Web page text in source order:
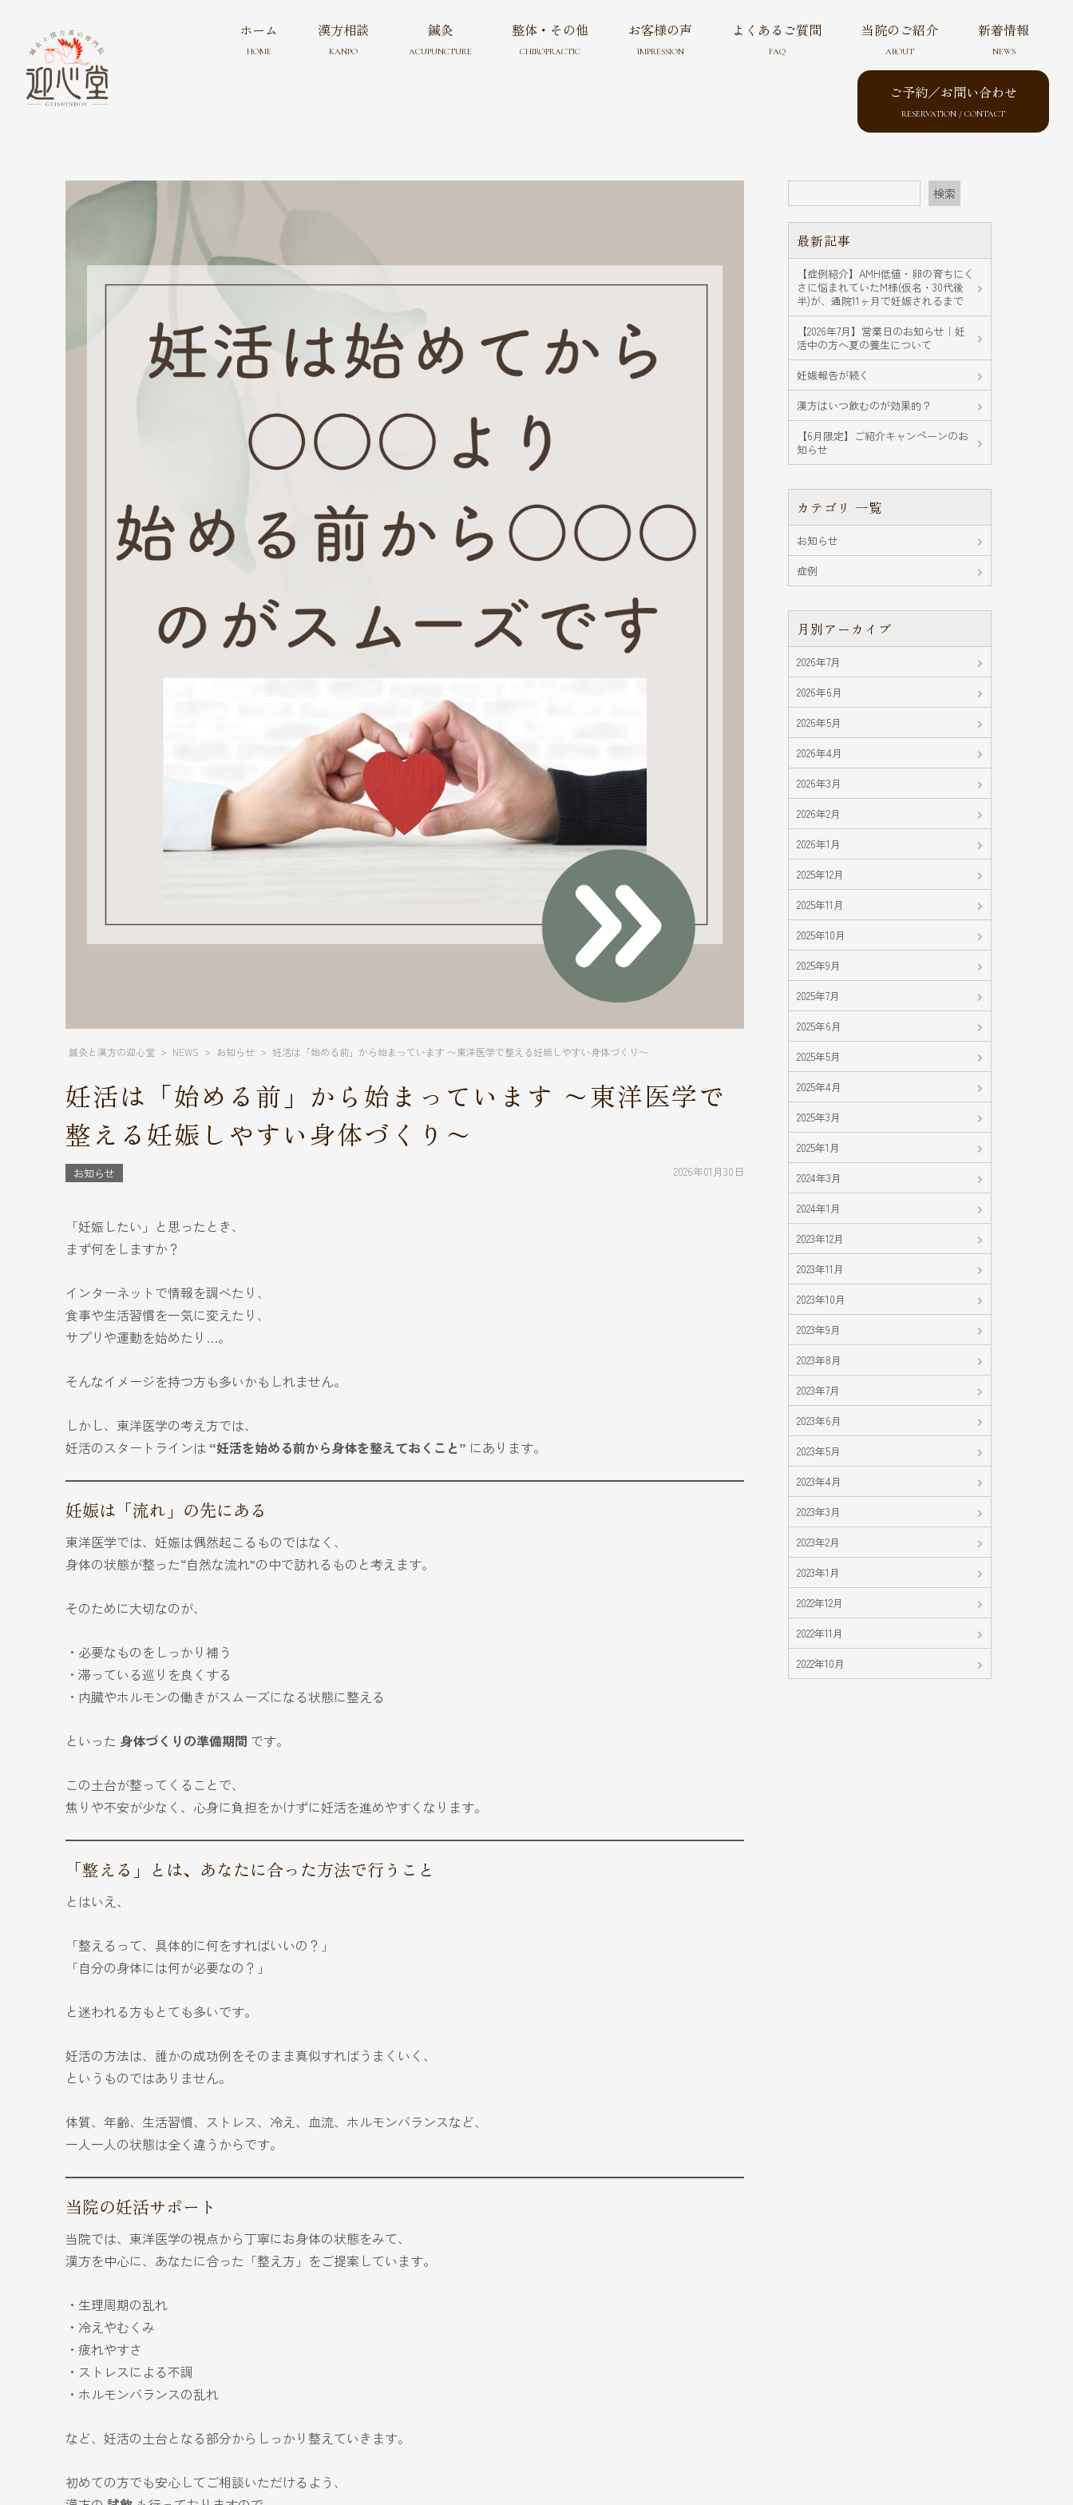
ホーム
HOME
漢方相談
KANPO
鍼灸
ACUPUNCTURE
整体・その他
CHIROPRACTIC
お客様の声
IMPRESSION
よくあるご質問
FAQ
当院のご紹介
ABOUT
新着情報
NEWS
ご予約／お問い合わせ
RESERVATION / CONTACT
鍼灸と漢方の迎心堂 > NEWS > お知らせ > 妊活は「始める前」から始まっています 〜東洋医学で整える妊娠しやすい身体づくり〜
妊活は「始める前」から始まっています 〜東洋医学で
整える妊娠しやすい身体づくり〜
お知らせ 2026年01月30日
「妊娠したい」と思ったとき、
まず何をしますか？
インターネットで情報を調べたり、
食事や生活習慣を一気に変えたり、
サプリや運動を始めたり…。
そんなイメージを持つ方も多いかもしれません。
しかし、東洋医学の考え方では、
妊活のスタートラインは “妊活を始める前から身体を整えておくこと” にあります。
妊娠は「流れ」の先にある
東洋医学では、妊娠は偶然起こるものではなく、
身体の状態が整った“自然な流れ”の中で訪れるものと考えます。
そのために大切なのが、
・必要なものをしっかり補う
・滞っている巡りを良くする
・内臓やホルモンの働きがスムーズになる状態に整える
といった 身体づくりの準備期間 です。
この土台が整ってくることで、
焦りや不安が少なく、心身に負担をかけずに妊活を進めやすくなります。
「整える」とは、あなたに合った方法で行うこと
とはいえ、
「整えるって、具体的に何をすればいいの？」
「自分の身体には何が必要なの？」
と迷われる方もとても多いです。
妊活の方法は、誰かの成功例をそのまま真似すればうまくいく、
というものではありません。
体質、年齢、生活習慣、ストレス、冷え、血流、ホルモンバランスなど、
一人一人の状態は全く違うからです。
当院の妊活サポート
当院では、東洋医学の視点から丁寧にお身体の状態をみて、
漢方を中心に、あなたに合った「整え方」をご提案しています。
・生理周期の乱れ
・冷えやむくみ
・疲れやすさ
・ストレスによる不調
・ホルモンバランスの乱れ
など、妊活の土台となる部分からしっかり整えていきます。
初めての方でも安心してご相談いただけるよう、
検索
最新記事
【症例紹介】AMH低値・卵の育ちにく
さに悩まれていたM様(仮名・30代後
半)が、通院11ヶ月で妊娠されるまで
【2026年7月】営業日のお知らせ｜妊
活中の方へ夏の養生について
妊娠報告が続く
漢方はいつ飲むのが効果的？
【6月限定】ご紹介キャンペーンのお
知らせ
カテゴリ 一覧
お知らせ
症例
月別アーカイブ
2026年7月
2026年6月
2026年5月
2026年4月
2026年3月
2026年2月
2026年1月
2025年12月
2025年11月
2025年10月
2025年9月
2025年7月
2025年6月
2025年5月
2025年4月
2025年3月
2025年1月
2024年3月
2024年1月
2023年12月
2023年11月
2023年10月
2023年9月
2023年8月
2023年7月
2023年6月
2023年5月
2023年4月
2023年3月
2023年2月
2023年1月
2022年12月
2022年11月
2022年10月